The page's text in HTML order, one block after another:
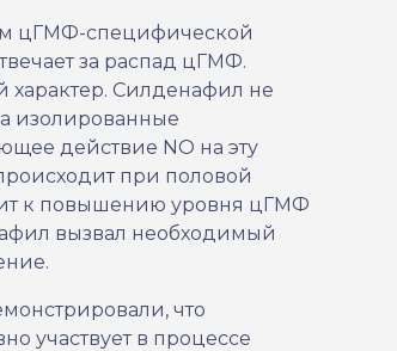
цГМФ-специфической
за распад цГМФ.
Силденафил не
изолированные
действие NO на эту
при половой
к повышению уровня цГМФ
вызвал необходимый
что
участвует в процессе